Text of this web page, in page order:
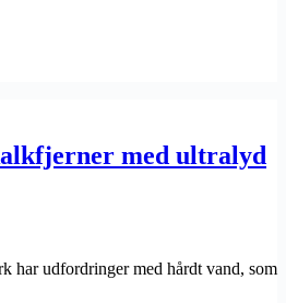
med ultralyd
har udfordringer med hårdt vand, som